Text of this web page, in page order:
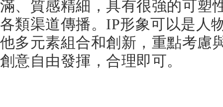
滿、質感精細，具有很強的可塑
各類渠道傳播。IP形象可以是人
他多元素組合和創新，重點考慮
創意自由發揮，合理即可。